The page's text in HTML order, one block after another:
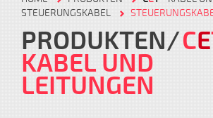
STEUERUNGSKABEL
PRODUKTEN CE
KABEL UND
LEITUNGEN